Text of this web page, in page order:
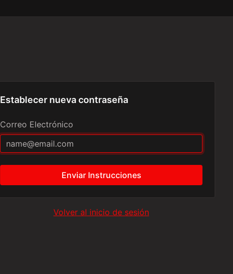
Establecer nueva contraseña
Correo Electrónico
Enviar Instrucciones
Volver al inicio de sesión